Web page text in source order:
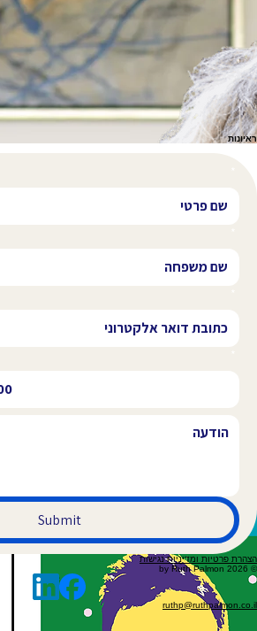
איך הניסיון שלי יכול לעזור לך?
אני מגיעה עמוק מתוך ההייטק והיזמות, עם הבנה וניסיון עמוקים
ובנקאות ההשקעות והאתגרים הנלווים.
העמקתי בשנים האחרונות בצמיחה ובהתפתחות אישית, אני חיה
מתודולוגיות מוכחות להשגת מטרות.
הייתי יזמת בעצמי, עבדתי בהייטק מעל עשור, עסקתי בבנקאות
בבורסות בינלאומיות. עסקתי בבנייה וניהול של צוותים גלובלים
היום אני מאמנת מוסמכת עם הסמכה בינלאומית וליוויתי כבר עשרות
מהחיים עוד יותר.
אני מבינה בדיוק את העולם שלך, האתגרים והשפה ויש לי את הכלים
מוזמנים לדבר איתי כדי לבדוק התאמתכם לתוכנית ליווי אישית, סדנה
קבוצתי.
מלבד ניסיוני העשיר, יש באמתחתי גם תואר ראשון במדעי המחשב,
מימון), אני מאמנת מוסמכת עם הסמכה בינלאומית (ICF - PCC) ו- NLP Master Practitioner.
ראיונות
Submit
הצהרת פרטיות ומדיניות נגישות
© 2026 by Ruth Palmon
ruthp@ruthpalmon.co.il